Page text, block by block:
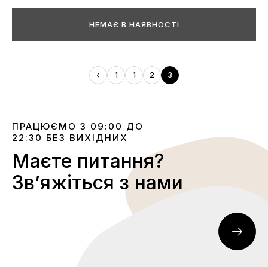
НЕМАЄ В НАЯВНОСТІ
1 1 2 3
ПРАЦЮЄМО З 09:00 ДО
22:30 БЕЗ ВИХІДНИХ
Маєте питання?
Звʼяжіться з нами